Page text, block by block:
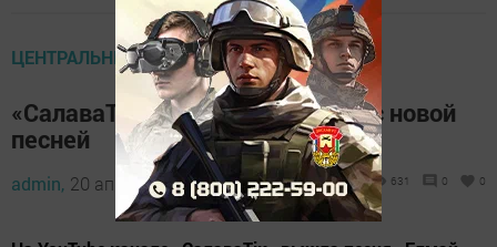
ЦЕНТРАЛЬНЫЕ НОВОСТИ
«СалаваТік»и встречают весну с новой
песней
admin, 20 апреля 2022 - 08:36 631 0 0